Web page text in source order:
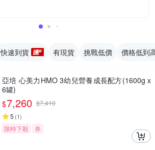
快速到貨 有現貨 挑戰低價 價格低到
亞培 心美力HMO 3幼兒營養成長配方(1600g x
6罐)
$7,260 $7,410
5 (1)
限時下殺 券